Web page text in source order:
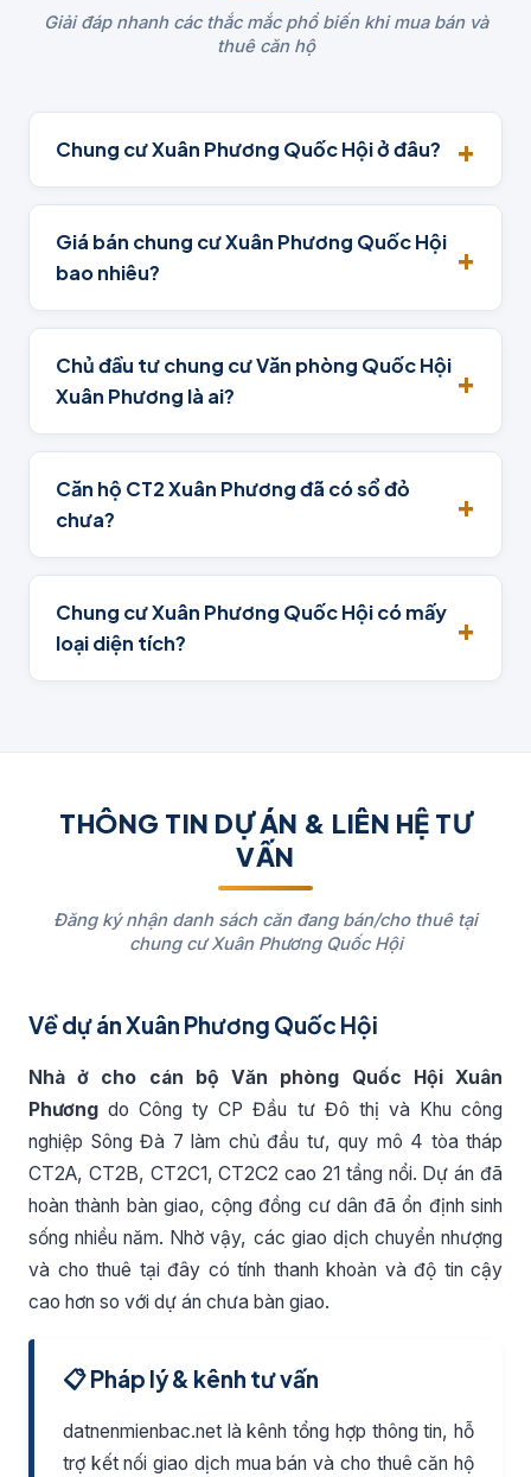
Giải đáp nhanh các thắc mắc phổ biến khi mua bán và
thuê căn hộ
Chung cư Xuân Phương Quốc Hội ở đâu?
Giá bán chung cư Xuân Phương Quốc Hội
bao nhiêu?
Chủ đầu tư chung cư Văn phòng Quốc Hội
Xuân Phương là ai?
Căn hộ CT2 Xuân Phương đã có sổ đỏ
chưa?
Chung cư Xuân Phương Quốc Hội có mấy
loại diện tích?
THÔNG TIN DỰ ÁN & LIÊN HỆ TƯ
VẤN
Đăng ký nhận danh sách căn đang bán/cho thuê tại
chung cư Xuân Phương Quốc Hội
Về dự án Xuân Phương Quốc Hội
Nhà ở cho cán bộ Văn phòng Quốc Hội Xuân
Phương do Công ty CP Đầu tư Đô thị và Khu công
nghiệp Sông Đà 7 làm chủ đầu tư, quy mô 4 tòa tháp
CT2A, CT2B, CT2C1, CT2C2 cao 21 tầng nổi. Dự án đã
hoàn thành bàn giao, cộng đồng cư dân đã ổn định sinh
sống nhiều năm. Nhờ vậy, các giao dịch chuyển nhượng
và cho thuê tại đây có tính thanh khoản và độ tin cậy
cao hơn so với dự án chưa bàn giao.
📋 Pháp lý & kênh tư vấn
datnenmienbac.net là kênh tổng hợp thông tin, hỗ
trợ kết nối giao dịch mua bán và cho thuê căn hộ